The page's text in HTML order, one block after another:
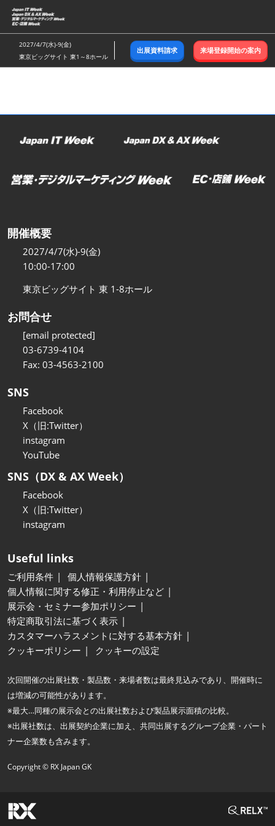
ス
キ
ッ
し
む
2027/4/7(水)-9(金)
東京ビッグサイト 東1～8ホール
出展資料請求 来場登録開始の案内
開催概要
2027/4/7(水)-9(金)
10:00-17:00
東京ビッグサイト 東 1-8ホール
お問合せ
[email protected]
03-6739-4104
Fax: 03-4563-2100
SNS
Facebook
X（旧:Twitter）
instagram
YouTube
SNS（DX & AX Week）
Facebook
X（旧:Twitter）
instagram
Useful links
ご利用条件
個人情報保護方針
個人情報に関する修正・利用停止など
展示会・セミナー参加ポリシー
特定商取引法に基づく表示
カスタマーハラスメントに対する基本方針
クッキーポリシー
クッキーの設定
次回開催の出展社数・製品数・来場者数は最終見込みであり、開催時に
は増減の可能性があります。
※最大…同種の展示会との出展社数および製品展示面積の比較。
※出展社数は、出展契約企業に加え、共同出展するグループ企業・パート
ナー企業数も含みます。
Copyright © RX Japan GK